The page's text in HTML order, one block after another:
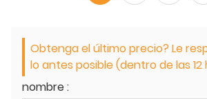
Obtenga el último precio? Le
lo antes posible (dentro de las 12
nombre :